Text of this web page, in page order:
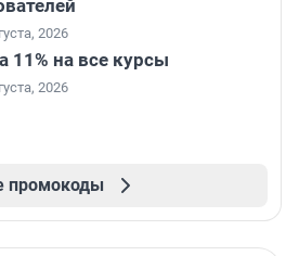
2026
11% на все курсы
2026
промокоды